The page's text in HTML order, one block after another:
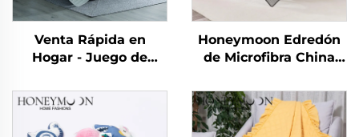
Venta Rápida en
Hogar - Juego de
Suaves de Franela
Polar Reversibles y
Plush para Dormitorio
Honeymoon Edredón
de Microfibra China
Sábanas Colcha y
Cubrecamas